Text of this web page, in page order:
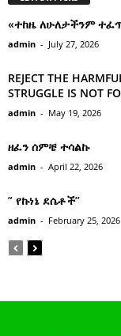
«ተከዜ ለሁለታችንም
admin - July 27, 2026
REJECT THE
STRUGGLE IS NOT
admin - May 19, 2026
ዘፈን ሰምቼ ተሳልኩ
admin - April 22, 2026
” የኩነኔ ደሴቶች’’
admin - February 25, 2026